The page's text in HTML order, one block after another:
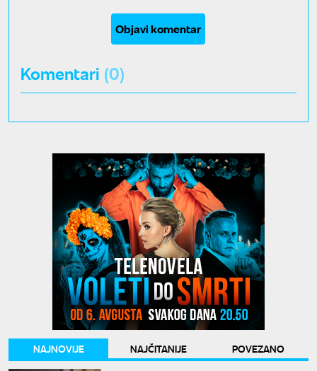
Objavi komentar
Komentari (0)
NAJNOVIJE NAJČITANIJE
POVEZANO